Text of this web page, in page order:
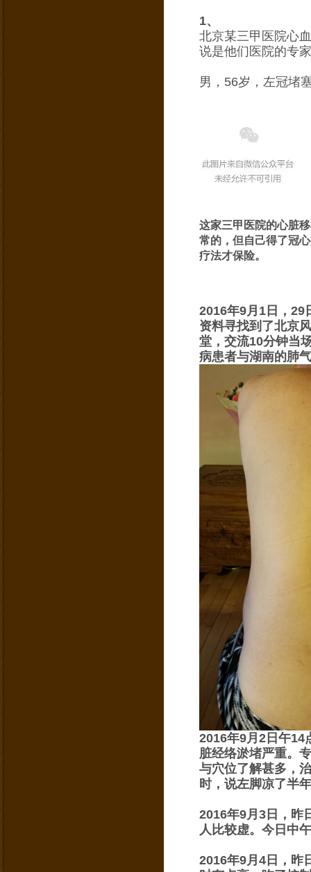
1、
北京某三甲医院心
说是他们医院的专
男，56岁，左冠堵
这家三甲医院的心脏
常的，但自己得了冠
疗法才保险。
2016年9月1日，29
资料寻找到了北京
堂，交流10分钟当
病患者与湖南的肺
2016年9月2日午14
脏经络淤堵严重。
与穴位了解甚多，
时，说左脚凉了半
2016年9月3日，昨
人比较虚。今日中
2016年9月4日，昨